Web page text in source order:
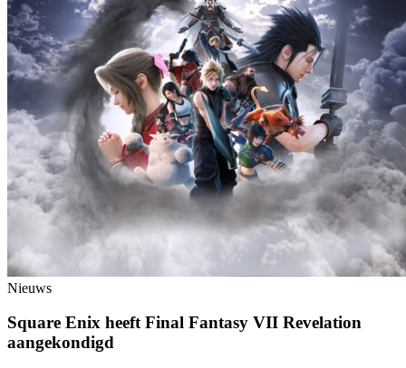
Nieuws
Square Enix heeft Final Fantasy VII Revelation
aangekondigd